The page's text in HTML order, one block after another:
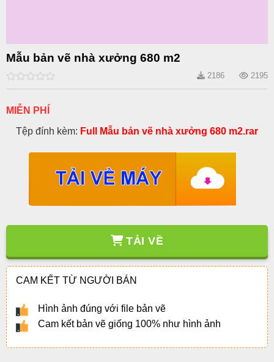
Mẫu bản vẽ nhà xưởng 680 m2
0
of
2186 2195
MIỄN PHÍ
Tệp đính kèm: Full Mẫu bản vẽ nhà xưởng 680 m2.rar
TẢI VỀ
CAM KẾT TỪ NGƯỜI BÁN
Hình ảnh đúng với file bản vẽ
Cam kết bản vẽ giống 100% như hình ảnh